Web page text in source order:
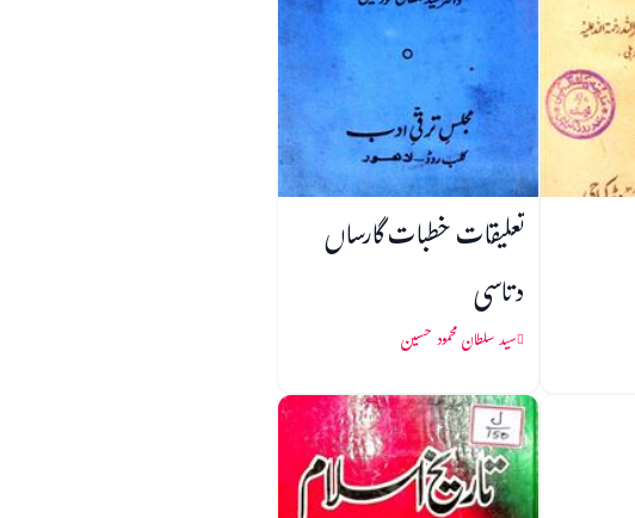
تعلیقات خطبات گارساں
دتاسی
سید سلطان محمود حسین